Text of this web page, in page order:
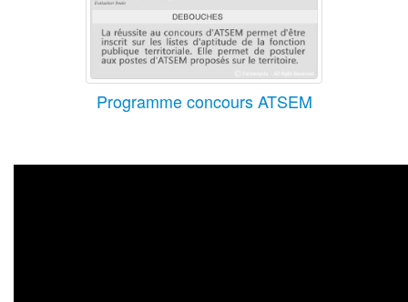
Programme concours ATSEM